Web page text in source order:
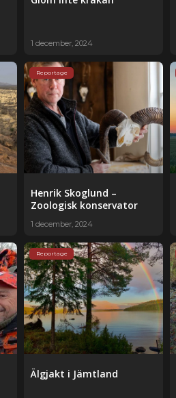
1 december, 2024
Reportage
Henrik Skoglund –
Zoologisk konservator
1 december, 2024
Reportage
Älgjakt i Jämtland